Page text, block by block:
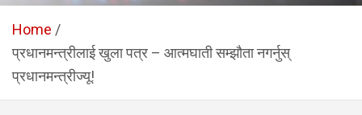
HKNepal.com – हङकङबाट
सञ्चालित पहिलो नेपाली अनलाईन
पत्रिका
Home
प्रधानमन्त्रीलाई खुला पत्र – आत्मघाती सम्झौता नगर्नुस्
प्रधानमन्त्रीज्यू!